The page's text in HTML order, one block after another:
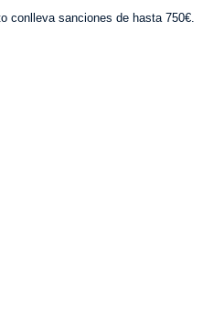
conlleva sanciones de hasta 750€.